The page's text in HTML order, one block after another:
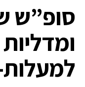
סופ”ש
ומדליות